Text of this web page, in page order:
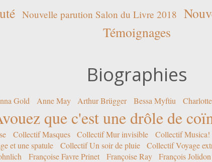
Nouvelle parution Salon du Livre 2018
Témoignages
Biographies
Gold Anne May Arthur Brügger Bessa Myftiu
que c'est une drôle de
Collectif Masques Collectif Mur invisible Collectif Musica!
et une spatule Collectif Un soir de pluie Collectif Voyage
Françoise Favre Prinet Françoise Ray François Jolidon